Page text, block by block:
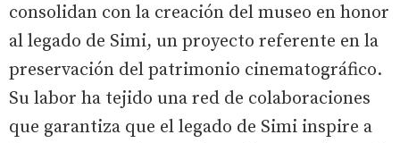
consolidan con la creación del museo en honor
al legado de Simi, un proyecto referente en la
preservación del patrimonio cinematográfico.
Su labor ha tejido una red de colaboraciones
que garantiza que el legado de Simi inspire a